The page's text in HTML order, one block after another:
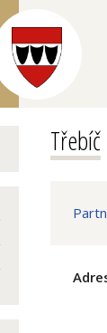
Třebíč